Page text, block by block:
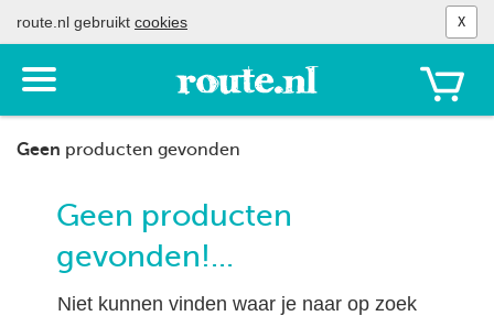
route.nl gebruikt cookies X
Toon
het
menu
Geen producten gevonden
Geen producten
gevonden!...
Niet kunnen vinden waar je naar op zoek